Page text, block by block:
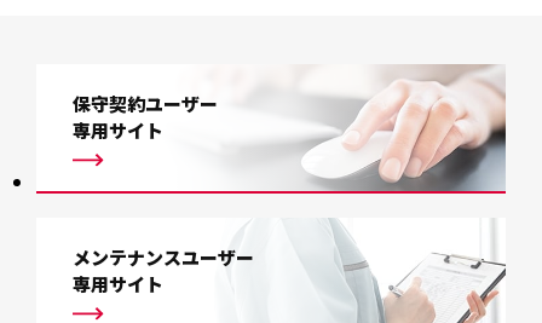
保守契約ユーザー
専用サイト
メンテナンスユーザー
専用サイト